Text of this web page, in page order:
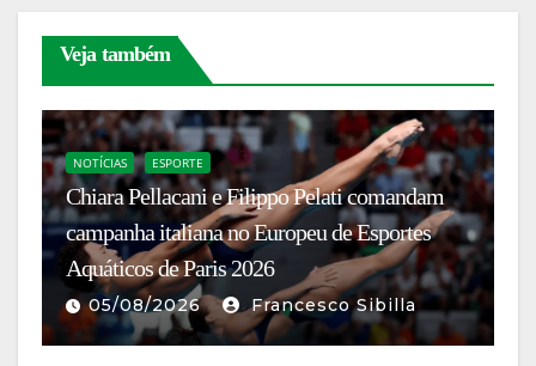
Veja também
NOTÍCIAS ESPORTE
Chiara Pellacani e Filippo Pelati comandam
campanha italiana no Europeu de Esportes
Aquáticos de Paris 2026
05/08/2026 Francesco Sibilla